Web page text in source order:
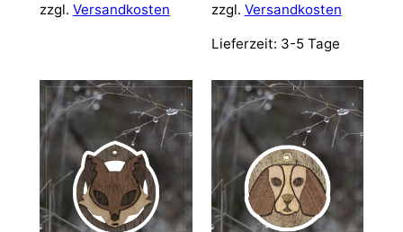
zzgl. Versandkosten zzgl. Versandkosten
Lieferzeit: 3-5 Tage